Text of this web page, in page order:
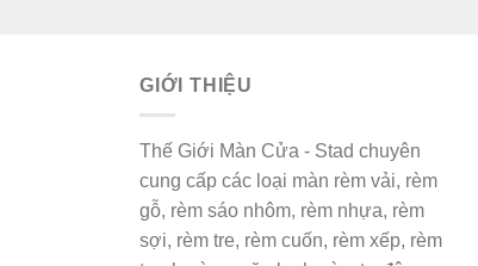
GIỚI THIỆU
Thế Giới Màn Cửa - Stad chuyên
cung cấp các loại màn rèm vải, rèm
gỗ, rèm sáo nhôm, rèm nhựa, rèm
sợi, rèm tre, rèm cuốn, rèm xếp, rèm